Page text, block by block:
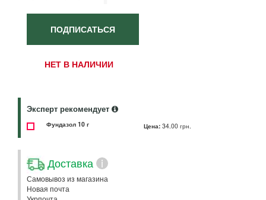
ПОДПИСАТЬСЯ
НЕТ В НАЛИЧИИ
Эксперт рекомендует
Фундазол 10 г Цена: 34.00 грн.
Доставка i
Самовывоз из магазина
Новая почта